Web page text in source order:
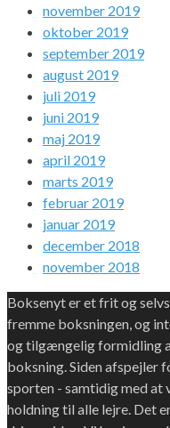
november 2019
oktober 2019
september 2019
august 2019
juli 2019
juni 2019
maj 2019
april 2019
marts 2019
februar 2019
januar 2019
december 2018
november 2018
Boksenyt er et frit og
fremme boksningen, og
og tilgængelig formidling
boksning. Siden afspejler
sporten - samtidig med
holdning til alle lejre. Det